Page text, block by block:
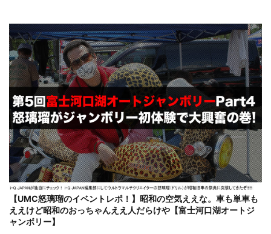
【UMC怒璃瑠のイベントレポ！】昭和の空気ええな。車も単車も
ええけど昭和のおっちゃんええ人だらけや【富士河口湖オートジ
ャンボリー】